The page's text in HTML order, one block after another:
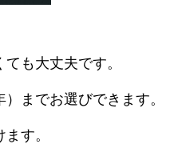
も大丈夫です。
までお選びできます。
す。